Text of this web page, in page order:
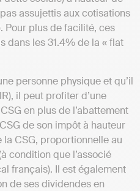
assujettis aux cotisations
Pour plus de facilité, ces
dans les 31.4% de la « flat
personne physique et qu’il
il peut profiter d’une
en plus de l’abattement
de son impôt à hauteur
CSG, proportionnelle au
condition que l’associé
français). Il est également
de ses dividendes en